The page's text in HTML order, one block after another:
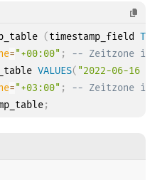
(timestamp_field
="+00:00" ;
-- Zeitzone in
VALUES( "2022-06-16
="+03:00" ;
-- Zeitzone in
;